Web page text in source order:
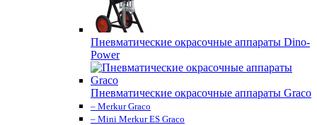
Пневматические окрасочные аппараты Dino-
Power
Пневматические окрасочные аппараты Graco
– Merkur Graco
– Mini Merkur ES Graco